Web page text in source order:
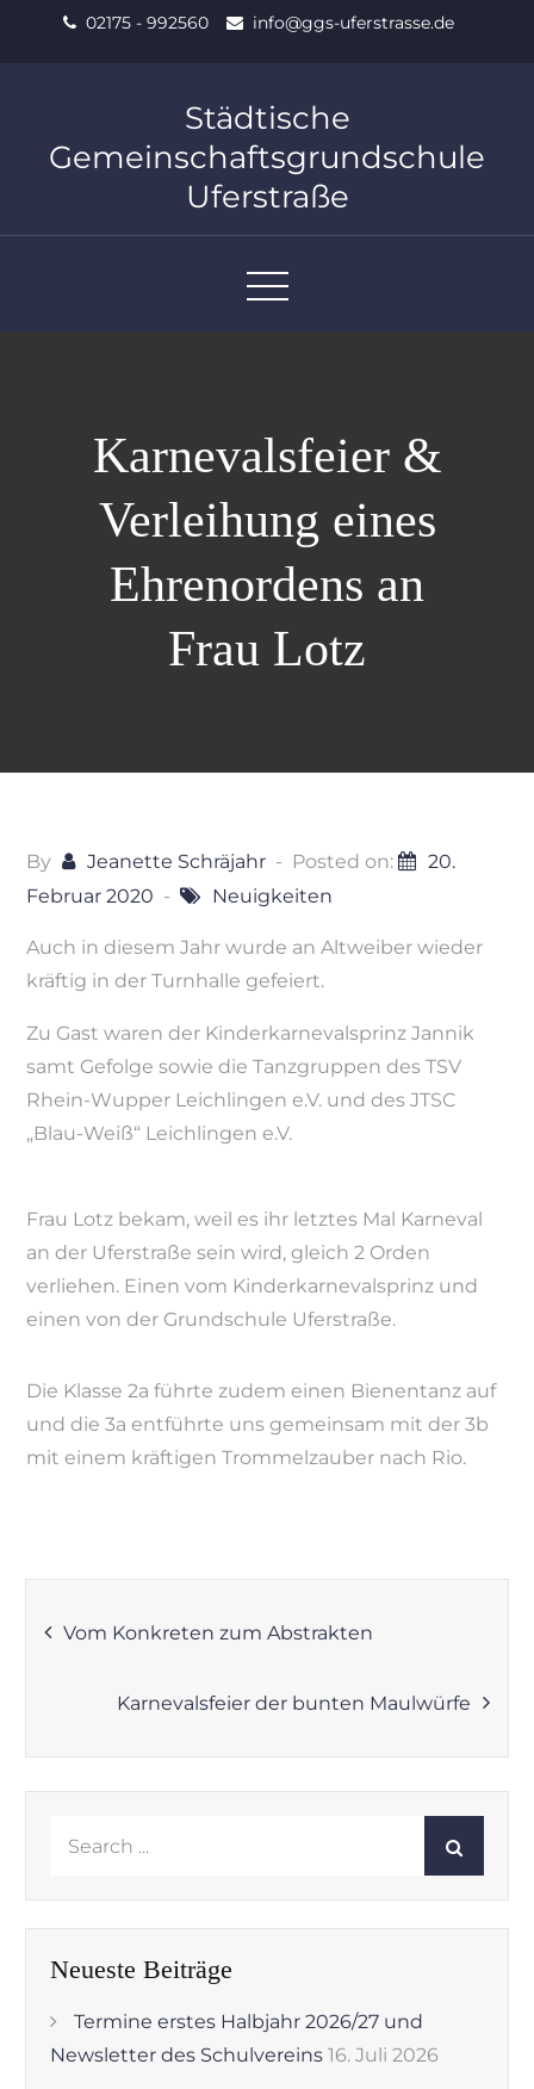
02175 - 992560 info@ggs-uferstrasse.de
Städtische
Gemeinschaftsgrundschule
Uferstraße
Karnevalsfeier &
Verleihung eines
Ehrenordens an
Frau Lotz
By Jeanette Schräjahr Posted on:
20.
Februar 2020
Neuigkeiten
Auch in diesem Jahr wurde an Altweiber wieder
kräftig in der Turnhalle gefeiert.
Zu Gast waren der Kinderkarnevalsprinz Jannik
samt Gefolge sowie die Tanzgruppen des TSV
Rhein-Wupper Leichlingen e.V. und des JTSC
„Blau-Weiß“ Leichlingen e.V.
Frau Lotz bekam, weil es ihr letztes Mal Karneval
an der Uferstraße sein wird, gleich 2 Orden
verliehen. Einen vom Kinderkarnevalsprinz und
einen von der Grundschule Uferstraße.
Die Klasse 2a führte zudem einen Bienentanz auf
und die 3a entführte uns gemeinsam mit der 3b
mit einem kräftigen Trommelzauber nach Rio.
Beitragsnavigation
Vom Konkreten zum Abstrakten
Karnevalsfeier der bunten Maulwürfe
Neueste Beiträge
Termine erstes Halbjahr 2026/27 und
Newsletter des Schulvereins 16. Juli 2026